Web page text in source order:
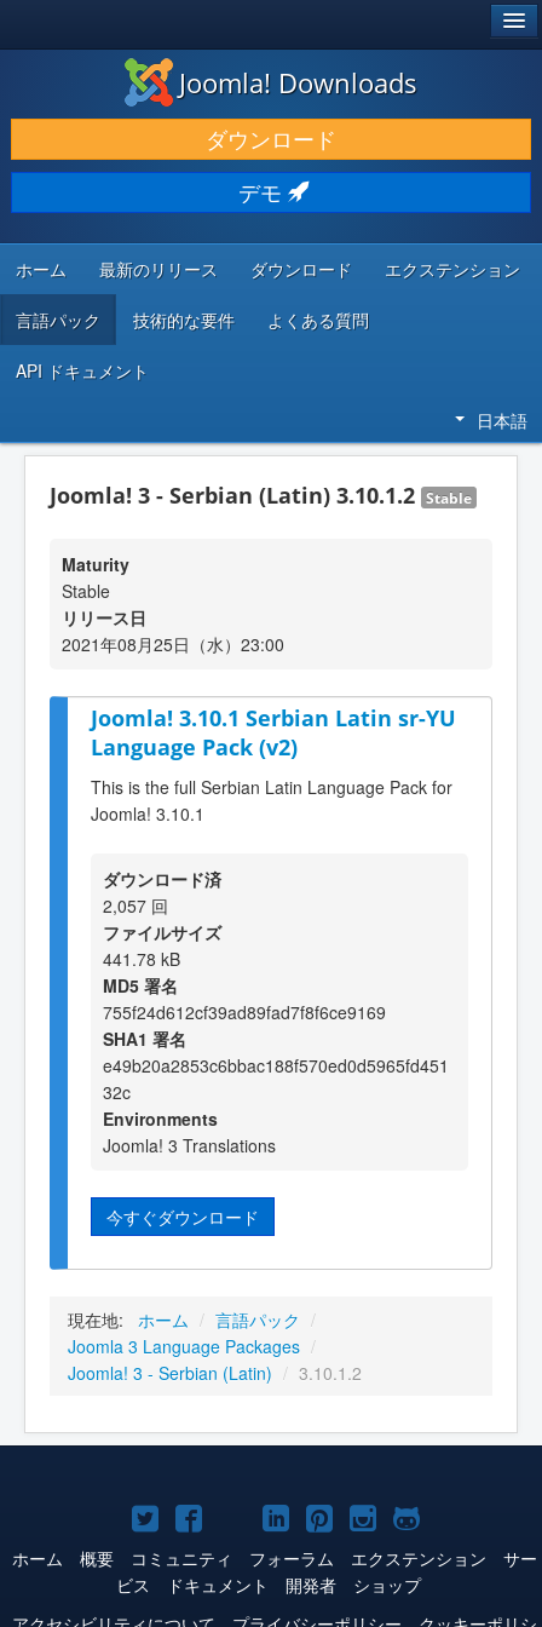
ダウンロードと機能拡張
発見と学び
コミュニティとサポート
開発者向けリソース
Joomla! Downloads
ダウンロード
デモ
ホーム 最新のリリース ダウンロード エクステンション
言語パック 技術的な要件 よくある質問
API ドキュメント
日本語
Joomla! 3 - Serbian (Latin) 3.10.1.2 Stable
Maturity
Stable
リリース日
2021年08月25日（水）23:00
Joomla! 3.10.1 Serbian Latin sr-YU
Language Pack (v2)
This is the full Serbian Latin Language Pack for
Joomla! 3.10.1
ダウンロード済
2,057 回
ファイルサイズ
441.78 kB
MD5 署名
755f24d612cf39ad89fad7f8f6ce9169
SHA1 署名
e49b20a2853c6bbac188f570ed0d5965fd451
32c
Environments
Joomla! 3 Translations
今すぐダウンロード
現在地: ホーム / 言語パック /
Joomla 3 Language Packages /
Joomla! 3 - Serbian (Latin) / 3.10.1.2
Joomla!
Twitter
Joomla!
Facebook
Joomla!
YouTube
Joomla!
LinkedIn
Joomla!
Pinterest
Joomla!
Instagram
Joomla!
GitHub
ホーム 概要 コミュニティ フォーラム エクステンション
サー
ビス
ドキュメント 開発者
ショップ